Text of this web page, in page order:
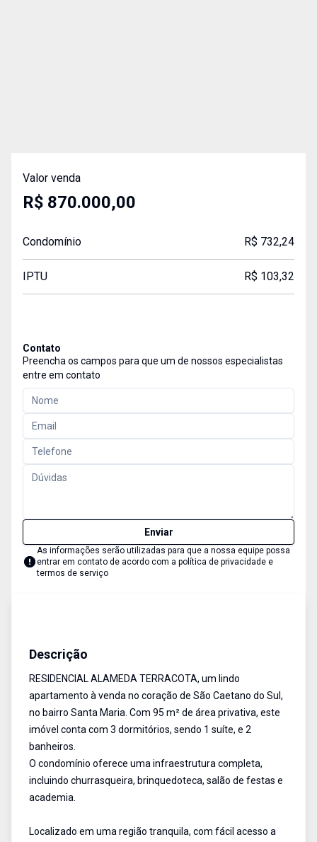
Valor venda
R$ 870.000,00
Condomínio R$ 732,24
IPTU R$ 103,32
Contato
Preencha os campos para que um de nossos especialistas
entre em contato
Enviar
As informações serão utilizadas para que a nossa equipe possa
entrar em contato de acordo com a política de privacidade e
termos de serviço
Descrição
RESIDENCIAL ALAMEDA TERRACOTA, um lindo
apartamento à venda no coração de São Caetano do Sul,
no bairro Santa Maria. Com 95 m² de área privativa, este
imóvel conta com 3 dormitórios, sendo 1 suíte, e 2
banheiros.
O condomínio oferece uma infraestrutura completa,
incluindo churrasqueira, brinquedoteca, salão de festas e
academia.
Localizado em uma região tranquila, com fácil acesso a